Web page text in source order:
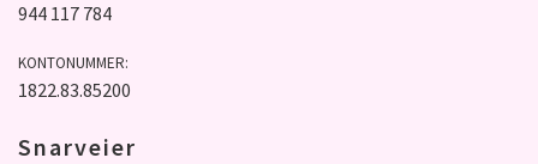
944 117 784
KONTONUMMER:
1822.83.85200
Snarveier